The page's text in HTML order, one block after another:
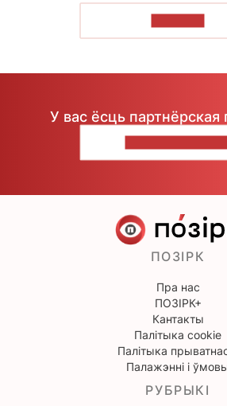
У вас ёсць партнёрская
ПОЗІРК
Пра нас
ПОЗІРК+
Кантакты
Палітыка cookie
Палітыка
Палажэнні і
РУБРЫКІ